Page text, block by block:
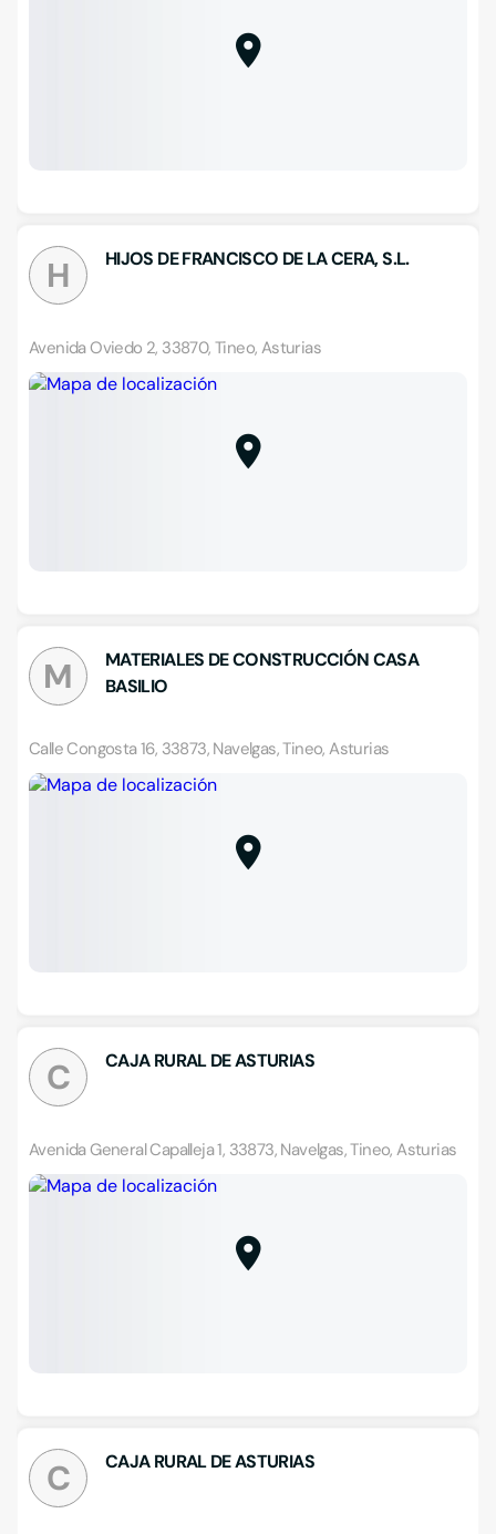
H HIJOS DE FRANCISCO DE LA CERA, S.L.
Avenida Oviedo 2, 33870, Tineo, Asturias
M
MATERIALES DE CONSTRUCCIÓN CASA
BASILIO
Calle Congosta 16, 33873, Navelgas, Tineo, Asturias
C CAJA RURAL DE ASTURIAS
Avenida General Capalleja 1, 33873, Navelgas, Tineo, Asturias
C CAJA RURAL DE ASTURIAS